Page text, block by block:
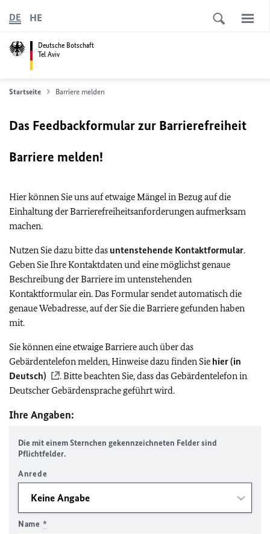
Deutsche Botschaft
Tel Aviv
DE HE
Startseite Barriere melden
Das Feedbackformular zur Barrierefreiheit
Barriere melden!
Hier können Sie uns auf etwaige Mängel in Bezug auf die
Einhaltung der Barrierefreiheitsanforderungen aufmerksam
machen.
Nutzen Sie dazu bitte das untenstehende Kontaktformular.
Geben Sie Ihre Kontaktdaten und eine möglichst genaue
Beschreibung der Barriere im untenstehenden
Kontaktformular ein. Das Formular sendet automatisch die
genaue Webadresse, auf der Sie die Barriere gefunden haben
mit.
Sie können eine etwaige Barriere auch über das
Gebärdentelefon melden, Hinweise dazu finden Sie hier (in
Deutsch)
. Bitte beachten Sie, dass das Gebärdentelefon in
Deutscher Gebärdensprache geführt wird.
Ihre Angaben:
Die mit einem Sternchen gekennzeichneten Felder sind
Pflichtfelder.
Anrede
Name *